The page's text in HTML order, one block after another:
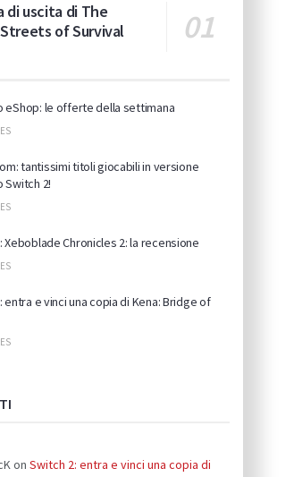
di uscita di The
of Survival
eShop: le offerte della settimana
tantissimi titoli giocabili in versione
Switch 2!
Xeboblade Chronicles 2: la recensione
entra e vinci una copia di Kena: Bridge of
on Switch 2: entra e vinci una copia di